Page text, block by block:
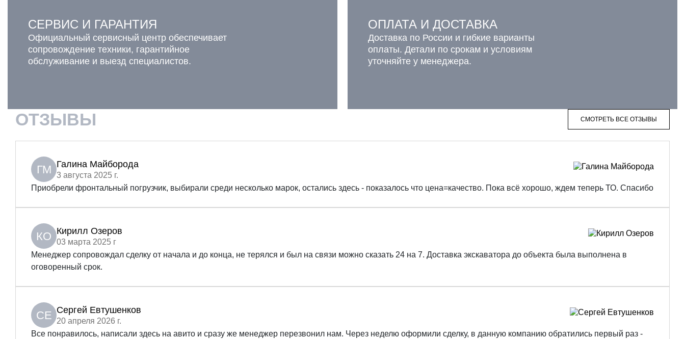
СЕРВИС И ГАРАНТИЯ
Официальный сервисный центр обеспечивает
сопровождение техники, гарантийное
обслуживание и выезд специалистов.
ОПЛАТА И ДОСТАВКА
Доставка по России и гибкие варианты
оплаты. Детали по срокам и условиям
уточняйте у менеджера.
ОТЗЫВЫ СМОТРЕТЬ ВСЕ ОТЗЫВЫ
ГМ Галина Майборода
3 августа 2025 г.
Приобрели фронтальный погрузчик, выбирали среди несколько марок, остались здесь - показалось что цена=качество. Пока всё хорошо, ждем теперь ТО. Спасибо
КО Кирилл Озеров
03 марта 2025 г
Менеджер сопровождал сделку от начала и до конца, не терялся и был на связи можно сказать 24 на 7. Доставка экскаватора до объекта была выполнена в
оговоренный срок.
СЕ Сергей Евтушенков
20 апреля 2026 г.
Все понравилось, написали здесь на авито и сразу же менеджер перезвонил нам. Через неделю оформили сделку, в данную компанию обратились первый раз -